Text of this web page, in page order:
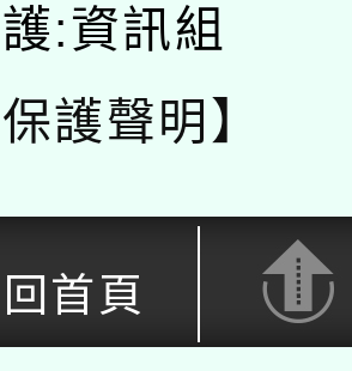
:資訊組
護聲明】
首頁